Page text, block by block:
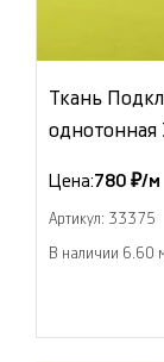
Ткань
однотонная
Цена:780 ₽/м
Артикул: 33375
В наличии 6.60